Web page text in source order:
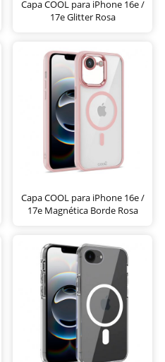
Capa COOL para iPhone 16e /
17e Glitter Rosa
Capa COOL para iPhone 16e /
17e Magnética Borde Rosa